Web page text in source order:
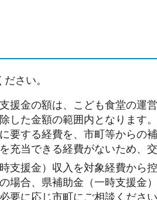
さい。
援金の額は、こども食堂の運
した金額の範囲内となります。
要する経費を、市町等からの
充当できる経費がないため、
支援金）収入を対象経費から
場合、県補助金（一時支援金
要に応じ市町にご相談ください